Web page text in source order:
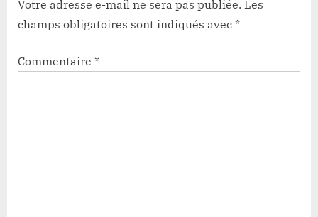
Votre adresse e-mail ne sera pas publiée. Les
champs obligatoires sont indiqués avec *
Commentaire *